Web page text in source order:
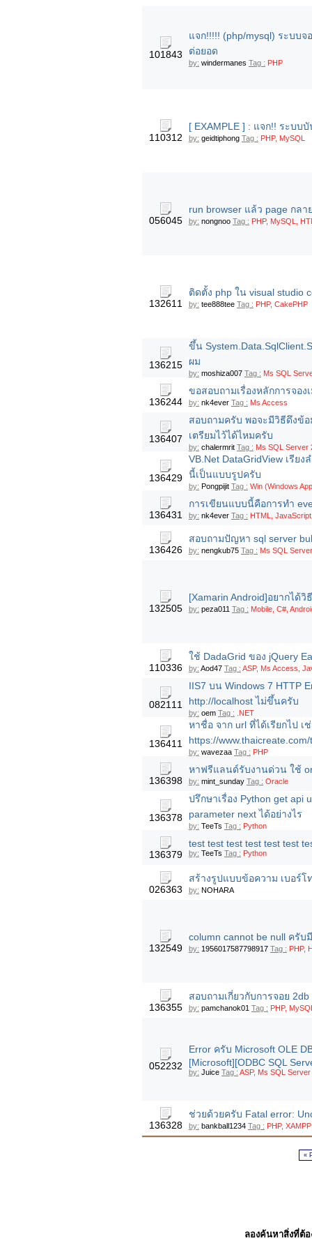
101843
แจก!!!!! (php/mysql) ระบบ
ต่อยอด
by: windermanes Tag : PHP
110312
[ EXAMPLE ] : แจก!! ระบ
by: geidtiphong Tag : PHP, MySQL
056045
run browser แล้ว page กล
by: nongnoo Tag : PHP, MySQL,
132611
ติดตั้ง php ใน visual studio
by: tee888tee Tag : PHP, CakePHP
136215
ขึ้น
ผม
by: moshiza007 Tag : Ms SQL
136244
ขอสอบถามเรื่องหลักการจอ
by: nk4ever Tag : Ms Access
136407
สอบถามครับ พอจะมีวิธีดึงข้อ
เตรียมไว้ได้ไหมครับ
by: chalermrit Tag : Ms SQL Server
136429
VB.Net DataGridView เรีย
นี้เป็นแบบรูปครับ
by: Pongpijit Tag : Win (Windows
136431
การเขียนแบบนี้คือการทำ
by: nk4ever Tag : HTML, JavaScript
136426
สอบถามปัญหา sql server
by: nengkub75 Tag : Ms SQL
132505
[Xamarin Android]อยากได้
by: peza011 Tag : Mobile, C#,
110336
ใช้ DadaGrid ของ jQuery
by: Aod47 Tag : ASP, Ms Access,
082111
IIS7 บน Windows 7 HTTP
http://localhost ไม่ขึ้นครับ
by: oem Tag : .NET
136411
หาชื่อ จาก url ที่ได้เรียกไป เ
https://
by: wavezaa Tag : PHP
136398
หาฟรีแลนด์รับงานด่วน ใช้
by: mint_sunday Tag : Oracle
136378
ปรึกษาเรื่อง Python get api
parameter next ได้อย่างไร
by: TeeTs Tag : Python
136379
test test test test test test
by: TeeTs Tag : Python
026363
สร้างรูปแบบข้อความ เบอร์โ
by: NOHARA
132549
column cannot be null ครั
by: 1956017587798917 Tag : PHP,
136355
สอบถามเกี่ยวกับการจอย
by: pamchanok01 Tag : PHP,
052232
Error ครับ Microsoft OLE
[Microsoft][ODBC SQL
by: Juice Tag : ASP, Ms SQL Server
136328
ช่วยด้วยครับ Fatal error:
by: bankball1234 Tag : PHP, XAMPP
«
ลองค้นหาสิ่งที่ต้อ